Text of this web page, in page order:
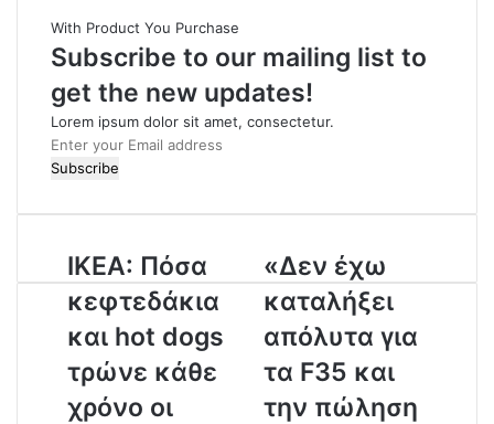
t
e
With Product You Purchase
Subscribe to our mailing list to
get the new updates!
Lorem ipsum dolor sit amet, consectetur.
E
n
e
o
IKEA: Πόσα
κεφτεδάκια
και hot dogs
τρώνε κάθε
χρόνο οι
«Δεν έχω
καταλήξει
απόλυτα για
τα F35 και
την πώληση